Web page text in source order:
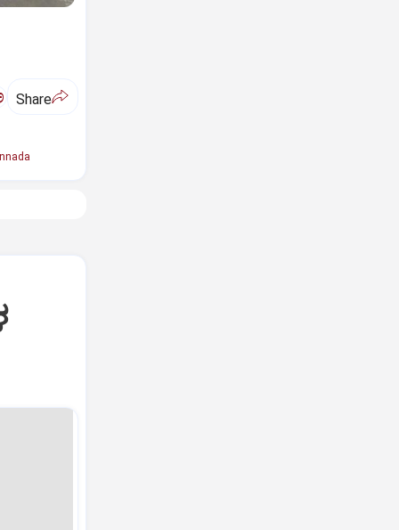
Share